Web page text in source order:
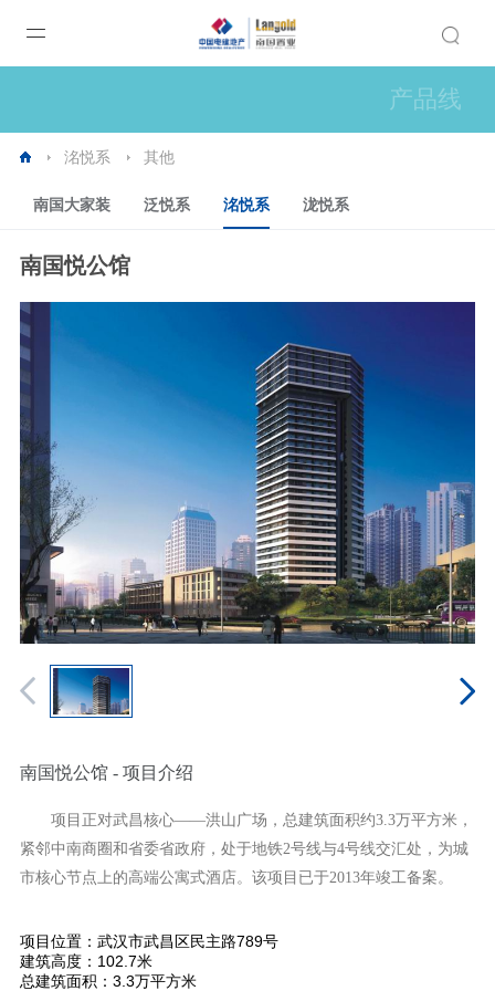
产品线
洺悦系 其他
南国大家装 泛悦系 洺悦系 泷悦系
南国悦公馆
南国悦公馆 - 项目介绍
项目正对武昌核心——洪山广场，总建筑面积约3.3万平方米，
紧邻中南商圈和省委省政府，处于地铁2号线与4号线交汇处，为城
市核心节点上的高端公寓式酒店。该项目已于2013年竣工备案。
项目位置：武汉市武昌区民主路789号
建筑高度：102.7米
总建筑面积：3.3万平方米